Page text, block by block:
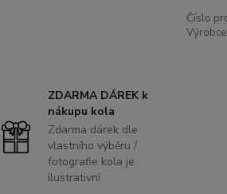
Číslo
Výrobce:
ZDARMA DÁREK k
nákupu kola
Zdarma dárek dle
vlastního výběru /
fotografie kola je
ilustrativní